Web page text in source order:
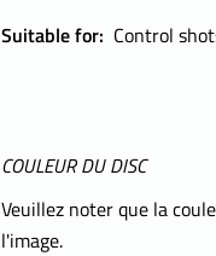
Suitable for: Control
COULEUR DU DISC
Veuillez noter que la
l'image.